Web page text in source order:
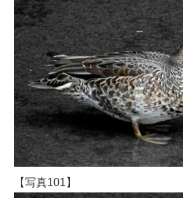
【写真101】